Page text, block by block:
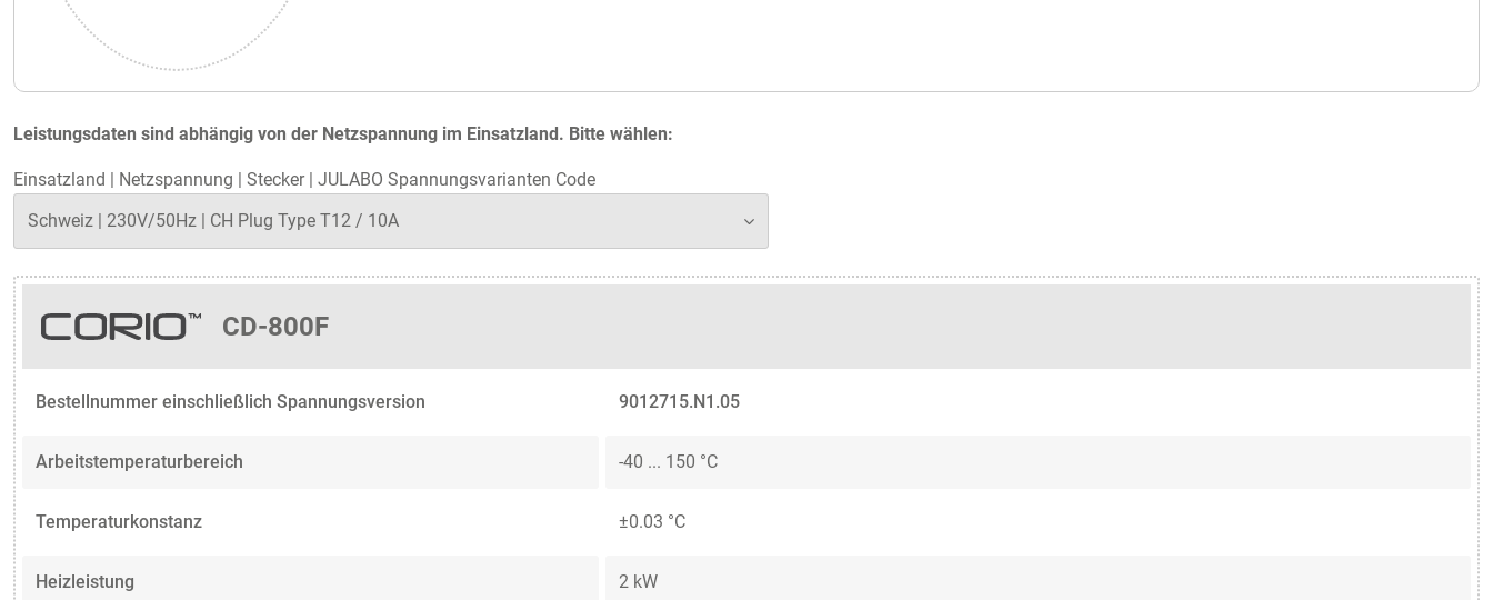
Leistungsdaten sind abhängig von der Netzspannung im Einsatzland. Bitte wählen:
Einsatzland | Netzspannung | Stecker| JULABO Spannungsvarianten Code
CD-800F
Bestellnummer einschließlich Spannungsversion 9012715.N1.05
Arbeitstemperaturbereich -40 ... 150 °C
Temperaturkonstanz ±0.03 °C
Heizleistung 2 kW